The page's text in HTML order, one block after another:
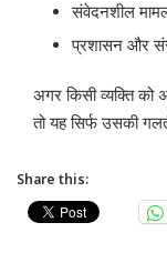
संवेदनशील
प्रशासन और
अगर किसी व्यक्ति
तो यह सिर्फ उसकी
Share this: